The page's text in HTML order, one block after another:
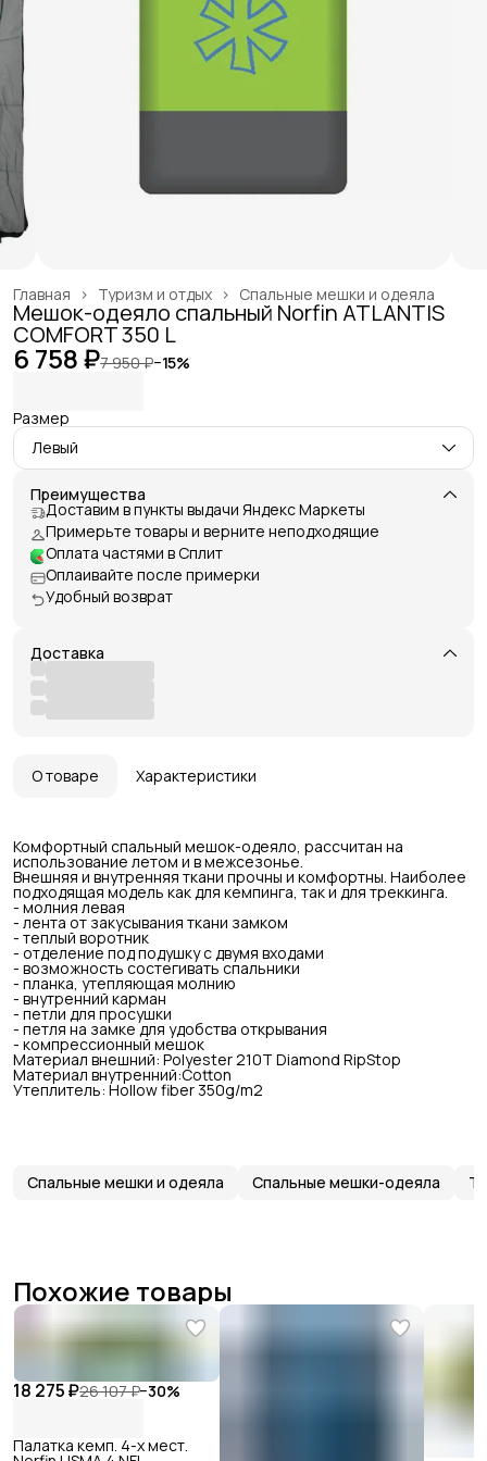
Спальные мешки и одеяла
Туризм и отдых ›
Главная ›
Мешок-одеяло спальный Norfin ATLANTIS
COMFORT 350 L
6 758 ₽7 950 ₽−15%
Размер
Левый
Преимущества
Доставим в пункты выдачи Яндекс Маркеты
Примерьте товары и верните неподходящие
Оплата частями в Сплит
Оплаивайте после примерки
Удобный возврат
Доставка
О товаре Характеристики
Комфортный спальный мешок-одеяло, рассчитан на
использование летом и в межсезонье.
Внешняя и внутренняя ткани прочны и комфортны. Наиболее
подходящая модель как для кемпинга, так и для треккинга.
- молния левая
- лента от закусывания ткани замком
- теплый воротник
- отделение под подушку с двумя входами
- возможность состегивать спальники
- планка, утепляющая молнию
- внутренний карман
- петли для просушки
- петля на замке для удобства открывания
- компрессионный мешок
Материал внешний: Polyester 210T Diamond RipStop
Материал внутренний:Cotton
Утеплитель: Hollow fiber 350g/m2
Спальные мешки и одеяла Спальные мешки-одеяла
Похожие товары
18 275 ₽26 107 ₽−30%
Палатка кемп. 4-х мест.